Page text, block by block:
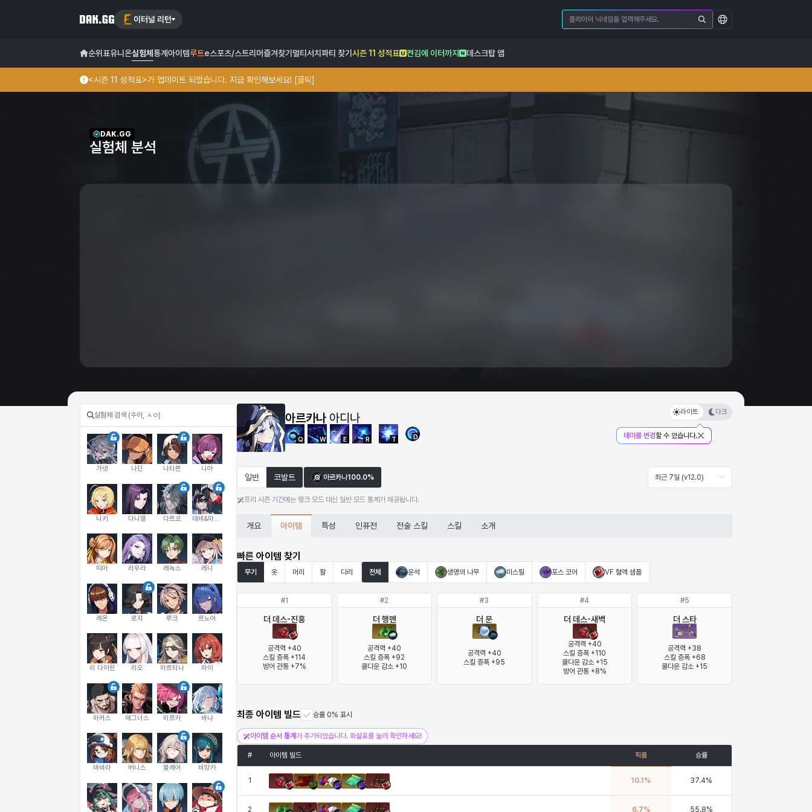
이터널 리턴
순위표유니온실험체 통계 아이템루트e스포츠/스트리머즐겨찾기 멀티서치 파티 찾기 시즌 11 성적표 켠김에 이터까지 데스크탑 앱
<시즌 11 성적표>가 업데이트 되었습니다. 지금 확인해보세요! [클릭]
DAK.GG
실험체 분석
가넷 나딘 나타폰 니아
니키 다니엘 다르코
띠아 라우라 레녹스 레니
레온 로지 루크 르노어
리 다이린 리오 마르티나 마이
마커스 매그너스 미르카 바냐
바바라 버니스 블레어 비앙카
아르카나 아디나
Q W E R T D
라이트 다크
테마를 변경할 수 있습니다.
일반 코발트 아르카나100.0% 최근 7일 (v12.0)
프리 시즌 기간에는 랭크 모드 대신 일반 모드 통계가 제공됩니다.
개요 아이템 특성 인퓨전 전술 스킬 스킬 소개
빠른 아이템 찾기
무기 옷 머리 팔 다리 전체 운석 생명의 나무 미스릴 포스 코어 VF 혈액 샘플
#1
더 데스-진홍
공격력 +40
스킬 증폭 +114
방어 관통 +7%
#2
더 행맨
공격력 +40
스킬 증폭 +92
쿨다운 감소 +10
#3
더 문
공격력 +40
스킬 증폭 +95
#4
더 데스-새벽
공격력 +40
스킬 증폭 +110
쿨다운 감소 +15
방어 관통 +8%
#5
더 스타
공격력 +38
스킬 증폭 +68
쿨다운 감소 +15
최종 아이템 빌드 승률 0% 표시
아이템 순서 통계 가 추가되었습니다. 화살표를 눌러 확인하세요!
# 아이템 빌드 픽률 승률
1 10.1 % 37.4%
2 6.7% 55.8%